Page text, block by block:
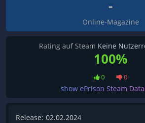
-
Online-Magazine
Rating auf Steam Keine
100%
0 0
show ePrison Steam
Release: 02.02.2024